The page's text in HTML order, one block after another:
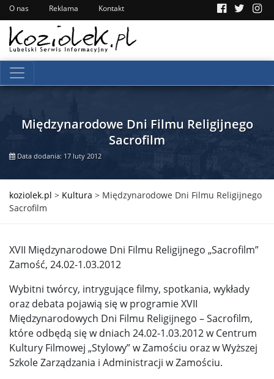
O nas Reklama Kontakt
Międzynarodowe Dni Filmu Religijnego
Sacrofilm
Data dodania: 17 luty 2012
koziolek.pl > Kultura > Międzynarodowe Dni Filmu Religijnego
Sacrofilm
XVII Międzynarodowe Dni Filmu Religijnego „Sacrofilm”
Zamość, 24.02-1.03.2012
Wybitni twórcy, intrygujące filmy, spotkania, wykłady
oraz debata pojawią się w programie XVII
Międzynarodowych Dni Filmu Religijnego – Sacrofilm,
które odbędą się w dniach 24.02-1.03.2012 w Centrum
Kultury Filmowej „Stylowy” w Zamościu oraz w Wyższej
Szkole Zarządzania i Administracji w Zamościu.